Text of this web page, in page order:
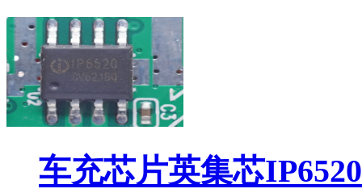
车充芯片英集芯